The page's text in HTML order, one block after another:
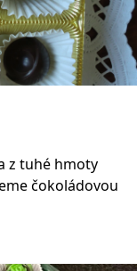
z tuhé hmoty
čokoládovou